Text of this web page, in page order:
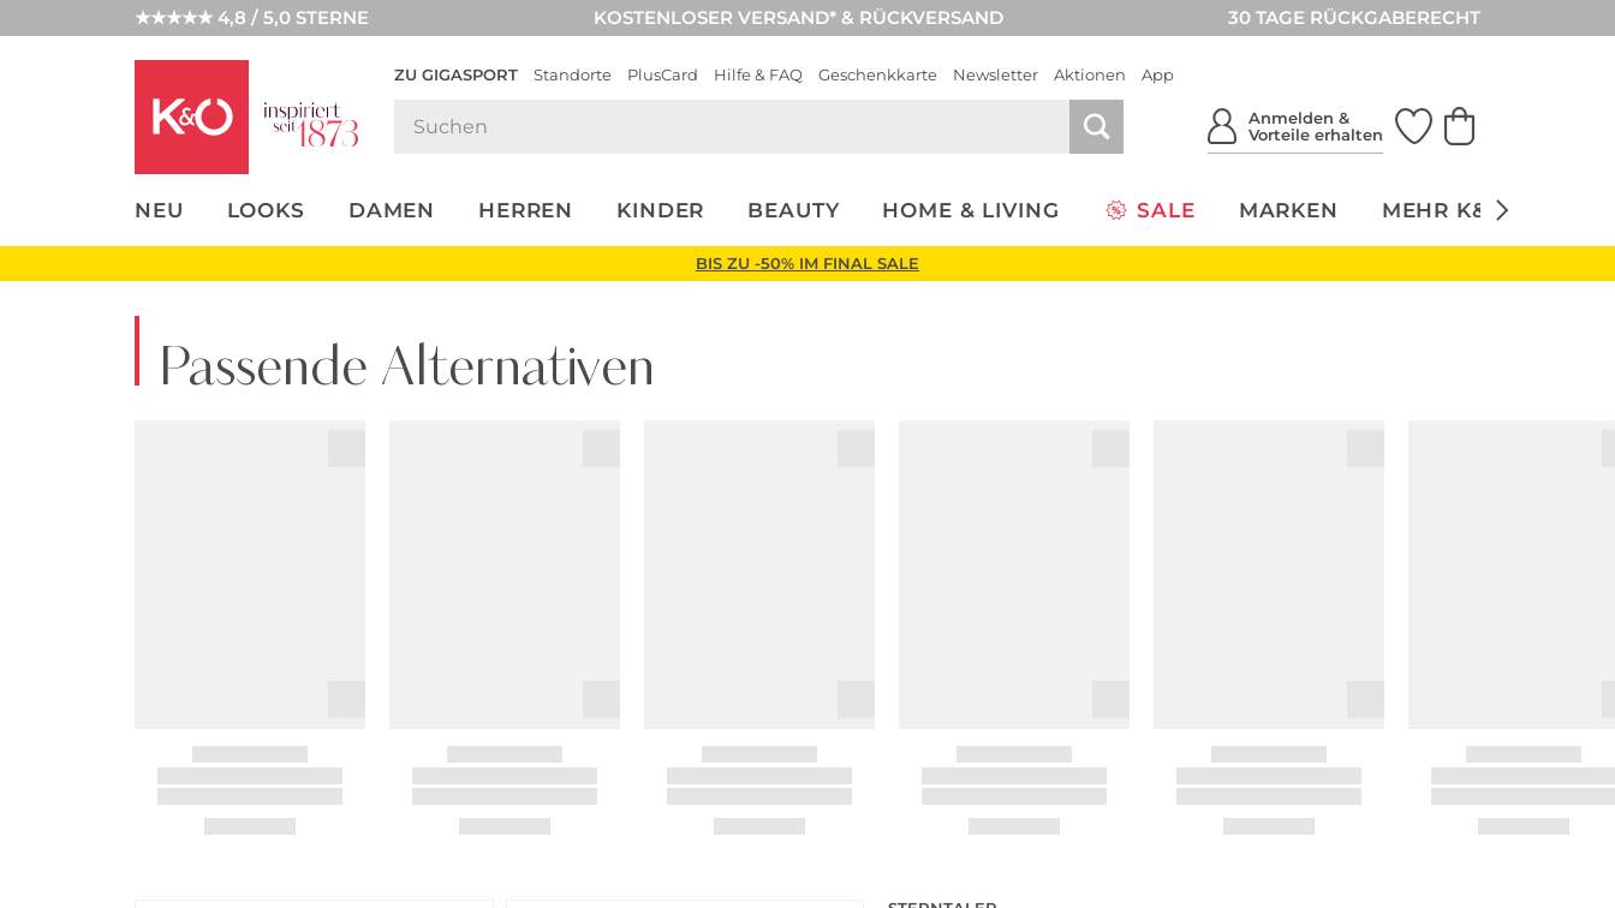
★★★★★ 4,8 / 5,0 STERNE KOSTENLOSER VERSAND* & RÜCKVERSAND 30 TAGE RÜCKGABERECHT
ZU GIGASPORT Standorte PlusCard Hilfe & FAQ Geschenkkarte Newsletter Aktionen App
Anmelden &
Vorteile erhalten
NEU LOOKS DAMEN HERREN KINDER BEAUTY HOME & LIVING SALE MARKEN MEHR K&Ö
UNSERE APP
CLICK &
BIS ZU -50% IM FINAL SALE
Passende Alternativen